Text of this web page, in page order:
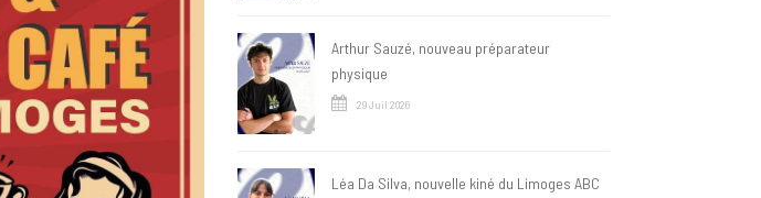
Arthur Sauzé, nouveau préparateur
physique
29 Juil 2026
Léa Da Silva, nouvelle kiné du Limoges ABC